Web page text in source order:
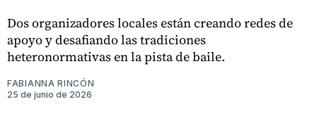
Dos organizadores locales están creando redes de
apoyo y desafiando las tradiciones
heteronormativas en la pista de baile.
FABIANNA RINCÓN
25 de junio de 2026